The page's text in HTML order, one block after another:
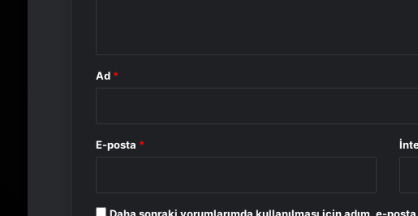
Ad *
E-posta *
Daha sonraki yorumlarımda kullanılması için adım, e-